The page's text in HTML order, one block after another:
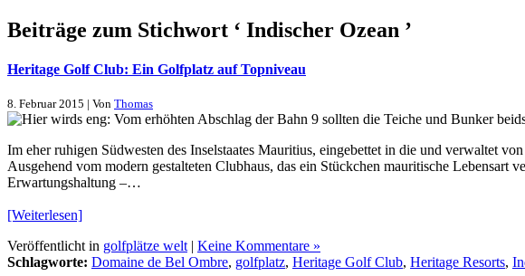
Beiträge zum Stichwort ‘ Indischer Ozean ’
Heritage Golf Club: Ein Golfplatz auf Topniveau
8. Februar 2015 | Von Thomas
Im eher ruhigen Südwesten des Inselstaates Mauritius, eingebettet in die und verwaltet
Ausgehend vom modern gestalteten Clubhaus, das ein Stückchen mauritische
Erwartungshaltung –…
[Weiterlesen]
Veröffentlicht in golfplätze welt| Keine Kommentare »
Schlagworte: Domaine de Bel Ombre, golfplatz, Heritage Golf Club, Heritage Resorts,